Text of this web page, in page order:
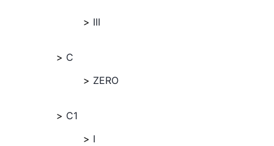
III
C
ZERO
C1
I